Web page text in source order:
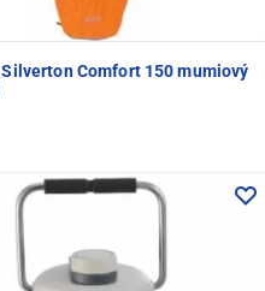
Silverton Comfort 150 mumiový